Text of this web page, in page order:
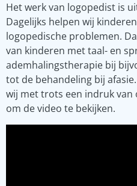
Het werk van logopedist is
Dagelijks helpen wij
logopedische problemen.
van kinderen met taal- en
ademhalingstherapie bij
tot de behandeling bij
wij met trots een indruk van
om de video te bekijken.